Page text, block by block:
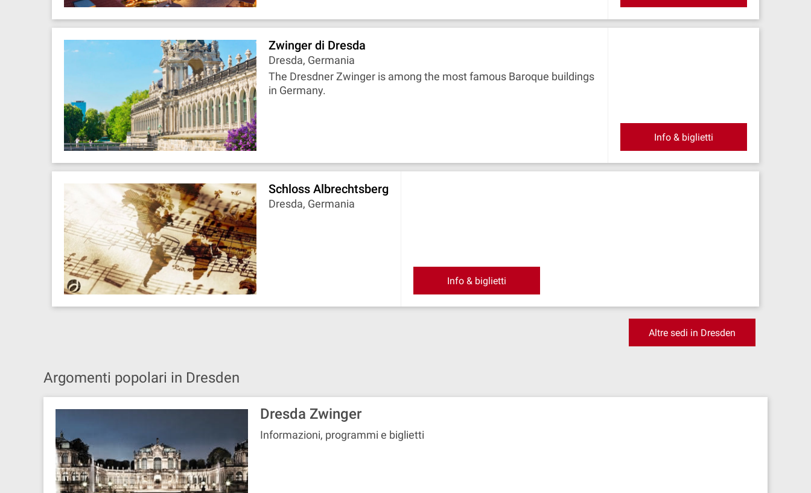
Zwinger di Dresda
Dresda, Germania
The Dresdner Zwinger is among the most famous Baroque buildings
in Germany.
Info & biglietti
Schloss Albrechtsberg
Dresda, Germania
Info & biglietti
Altre sedi in Dresden
Argomenti popolari in Dresden
Dresda Zwinger
Informazioni, programmi e biglietti